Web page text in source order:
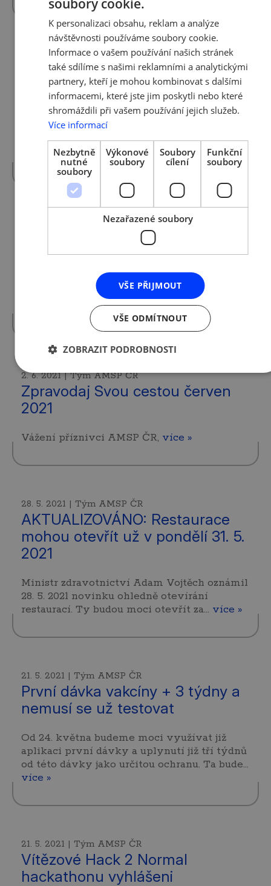
16. 6. 2021 | Tým AMSP ČR
Demo Day projektů z Laboratoře
Nadace Vodafone
Dovolujeme si Vás pozvat ke sledování
Demo Day projektů z unikátního
akcelerátoru Laboratoře Nadace Vodafone,
které proběhne 17.…více »
8. 6. 2021 | Tým AMSP ČR
Rozvolnění od 8. června 2021
Nebude povinné nosit roušku v zaměstnání,
pokud lidé mají své místo v kanceláři.
„Pokud je člověk na jednom pracovním
více »
2. 6. 2021 | Tým AMSP ČR
Zpravodaj Svou cestou červen
2021
Vážení příznivci AMSP ČR, více »
28. 5. 2021 | Tým AMSP ČR
AKTUALIZOVÁNO: Restaurace
mohou otevřít už v pondělí 31. 5.
2021
Ministr zdravotnictví Adam Vojtěch oznámil
28. 5. 2021 novinku ohledně otevírání
restaurací. Ty budou moci otevřít za… více »
21. 5. 2021 | Tým AMSP ČR
První dávka vakcíny + 3 týdny a
nemusí se už testovat
Od 24. května budeme moci využívat již
aplikaci první dávky a uplynutí již tří týdnů
od této dávky jako určitou ochranu. Ta bude…
více »
21. 5. 2021 | Tým AMSP ČR
Vítězové Hack 2 Normal
hackathonu vyhlášeni
soubory cookie.
K personalizaci obsahu, reklam a analýze
návštěvnosti používáme soubory cookie.
Informace o vašem používání našich stránek
také sdílíme s našimi reklamními a analytickými
partnery, kteří je mohou kombinovat s dalšími
informacemi, které jste jim poskytli nebo které
shromáždili při vašem používání jejich služeb.
Více informací
Nezbytně
nutné
soubory
Výkonové
soubory
Soubory
cílení
Funkční
soubory
Nezařazené soubory
VŠE PŘIJMOUT
VŠE ODMÍTNOUT
ZOBRAZIT PODROBNOSTI